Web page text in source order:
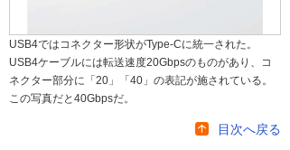
USB4ではコネクター形状がType-Cに統一された。
USB4ケーブルには転送速度20Gbpsのものがあり、コ
ネクター部分に「20」「40」の表記が施されている。
この写真だと40Gbpsだ。
目次へ戻る